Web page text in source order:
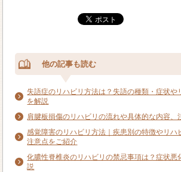
他の記事も読む
失語症のリハビリ方法は？失語の種類・症状や
を解説
肩腱板損傷のリハビリの流れや具体的な内容、
感覚障害のリハビリ方法｜疾患別の特徴やリハ
注意点をご紹介
化膿性脊椎炎のリハビリの禁忌事項は？症状悪
説